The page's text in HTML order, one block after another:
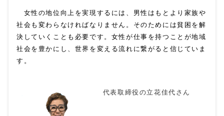
女性の地位向上を実現するには、男性はもとより家族や
社会も変わらなければなりません。そのため には貧困を解
決していくことも必要です。女性が仕事を持つことが地域
社会を豊かにし、世界を変える流れに繋がると信じていま
す。
代表取締役の立花佳代さん